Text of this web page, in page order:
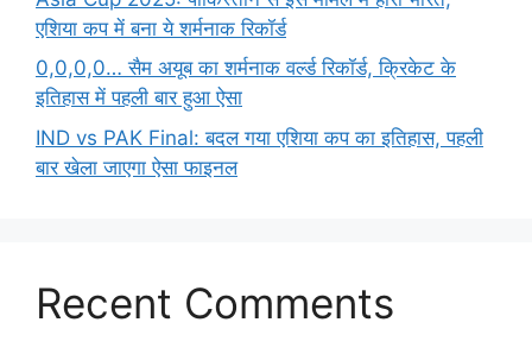
एशिया कप में बना ये शर्मनाक रिकॉर्ड
0,0,0,0… सैम अयूब का शर्मनाक वर्ल्ड रिकॉर्ड, क्रिकेट के
इतिहास में पहली बार हुआ ऐसा
IND vs PAK Final: बदल गया एशिया कप का इतिहास, पहली
बार खेला जाएगा ऐसा फाइनल
Recent Comments